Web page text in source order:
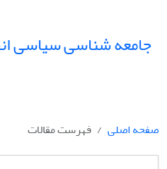
جامعه شناسی سیاسی
صفحه اصلی
فهرست مقالات